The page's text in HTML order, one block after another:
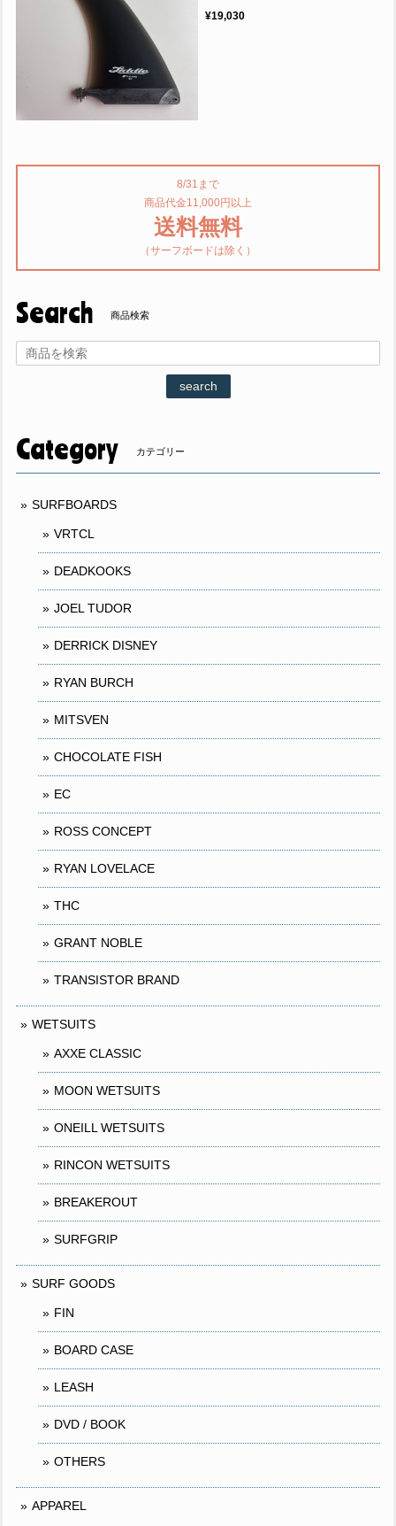
¥19,030
8/31まで
商品代金11,000円以上
送料無料
（サーフボードは除く）
Search 商品検索
search
Category カテゴリー
SURFBOARDS
VRTCL
DEADKOOKS
JOEL TUDOR
DERRICK DISNEY
RYAN BURCH
MITSVEN
CHOCOLATE FISH
EC
ROSS CONCEPT
RYAN LOVELACE
THC
GRANT NOBLE
TRANSISTOR BRAND
WETSUITS
AXXE CLASSIC
MOON WETSUITS
ONEILL WETSUITS
RINCON WETSUITS
BREAKEROUT
SURFGRIP
SURF GOODS
FIN
BOARD CASE
LEASH
DVD / BOOK
OTHERS
APPAREL